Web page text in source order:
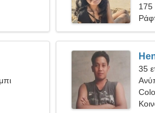
175
35